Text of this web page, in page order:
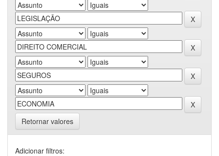
Retornar valores
Adicionar filtros: